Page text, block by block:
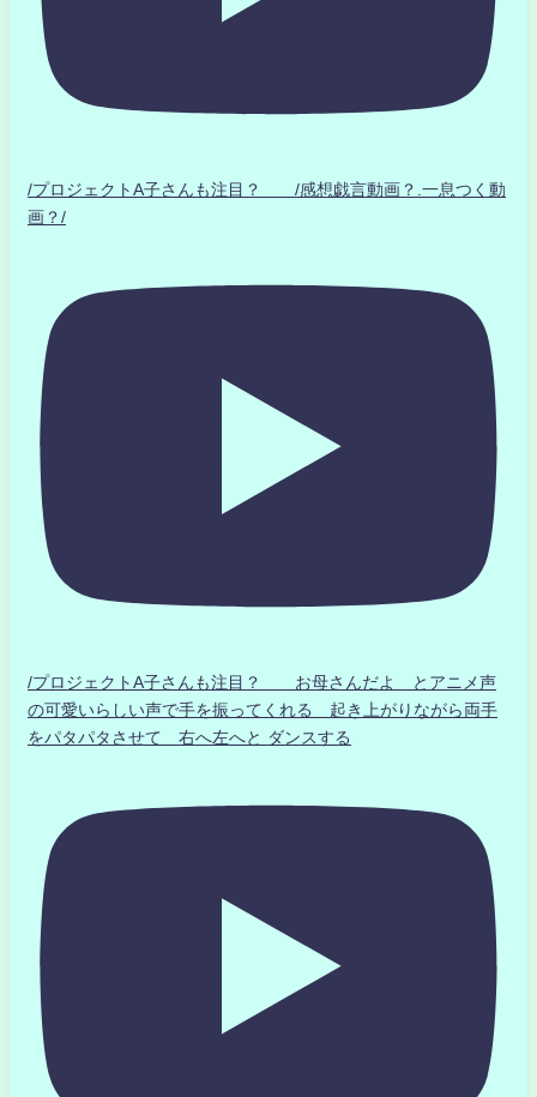
/プロジェクトA子さんも注目？ /感想戯言動画？.一息つく動
画？/
/プロジェクトA子さんも注目？ お母さんだよ とアニメ声
の可愛いらしい声で手を振ってくれる 起き上がりながら両手
をパタパタさせて 右へ左へと ダンスする